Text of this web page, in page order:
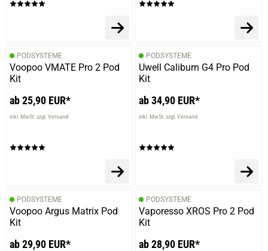
PODSYSTEME
Voopoo VMATE Pro 2 Pod
Kit
ab 25,90 EUR*
inkl. MwSt. zzgl. Versand
PODSYSTEME
Uwell Caliburn G4 Pro Pod
Kit
ab 34,90 EUR*
inkl. MwSt. zzgl. Versand
PODSYSTEME
Voopoo Argus Matrix Pod
Kit
ab 29,90 EUR*
PODSYSTEME
Vaporesso XROS Pro 2 Pod
Kit
ab 28,90 EUR*